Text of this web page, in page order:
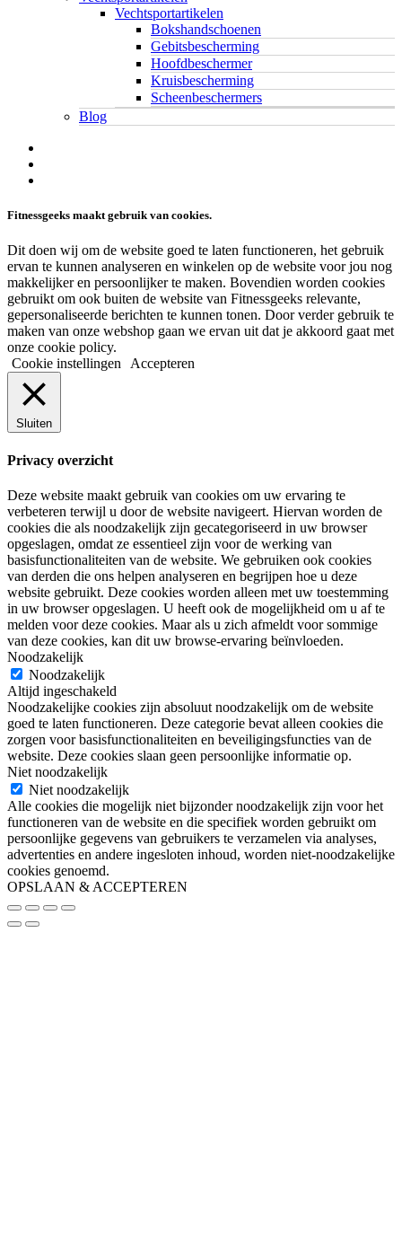
Vechtsportartikelen
Bokshandschoenen
Gebitsbescherming
Hoofdbeschermer
Kruisbescherming
Scheenbeschermers
Blog
Fitnessgeeks maakt gebruik van cookies.
Dit doen wij om de website goed te laten functioneren, het gebruik
ervan te kunnen analyseren en winkelen op de website voor jou nog
makkelijker en persoonlijker te maken. Bovendien worden cookies
gebruikt om ook buiten de website van Fitnessgeeks relevante,
gepersonaliseerde berichten te kunnen tonen. Door verder gebruik te
maken van onze webshop gaan we ervan uit dat je akkoord gaat met
onze cookie policy.
Cookie instellingen
Accepteren
Sluiten
Privacy overzicht
Deze website maakt gebruik van cookies om uw ervaring te
verbeteren terwijl u door de website navigeert. Hiervan worden de
cookies die als noodzakelijk zijn gecategoriseerd in uw browser
opgeslagen, omdat ze essentieel zijn voor de werking van
basisfunctionaliteiten van de website. We gebruiken ook cookies
van derden die ons helpen analyseren en begrijpen hoe u deze
website gebruikt. Deze cookies worden alleen met uw toestemming
in uw browser opgeslagen. U heeft ook de mogelijkheid om u af te
melden voor deze cookies. Maar als u zich afmeldt voor sommige
van deze cookies, kan dit uw browse-ervaring beïnvloeden.
Noodzakelijk
Noodzakelijk
Altijd ingeschakeld
Noodzakelijke cookies zijn absoluut noodzakelijk om de website
goed te laten functioneren. Deze categorie bevat alleen cookies die
zorgen voor basisfunctionaliteiten en beveiligingsfuncties van de
website. Deze cookies slaan geen persoonlijke informatie op.
Niet noodzakelijk
Niet noodzakelijk
Alle cookies die mogelijk niet bijzonder noodzakelijk zijn voor het
functioneren van de website en die specifiek worden gebruikt om
persoonlijke gegevens van gebruikers te verzamelen via analyses,
advertenties en andere ingesloten inhoud, worden niet-noodzakelijke
cookies genoemd.
OPSLAAN & ACCEPTEREN